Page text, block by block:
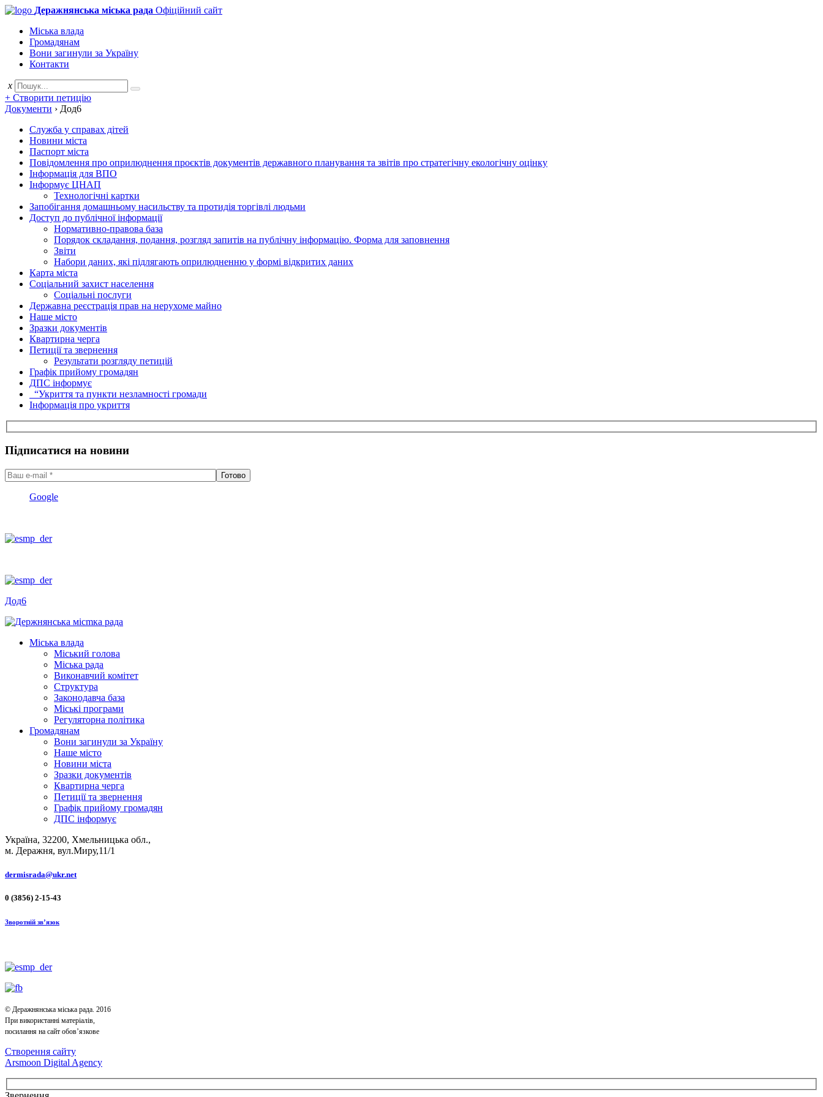
Деражнянська міська рада Офіційний сайт
Міська влада
Громадянам
Вони загинули за Україну
Контакти
x
+ Створити петицію
Документи › Дод6
Служба у справах дітей
Новини міста
Паспорт міста
Повідомлення про оприлюднення проєктів документів державного планування та звітів про стратегічну екологічну оцінку
Інформація для ВПО
Інформує ЦНАП
Технологічні картки
Запобігання домашньому насильству та протидія торгівлі людьми
Доступ до публічної інформації
Нормативно-правова база
Порядок складання, подання, розгляд запитів на публічну інформацію. Форма для заповнення
Звіти
Набори даних, які підлягають оприлюдненню у формі відкритих даних
Карта міста
Соціальний захист населення
Соціальні послуги
Державна реєстрація прав на нерухоме майно
Наше місто
Зразки документів
Квартирна черга
Петиції та звернення
Результати розгляду петицій
Графік прийому громадян
ДПС інформує
“Укриття та пункти незламності громади
Інформація про укриття
Підписатися на новини
Google
Дод6
Міська влада
Міський голова
Міська рада
Виконавчий комітет
Структура
Законодавча база
Міські програми
Регуляторна політика
Громадянам
Вони загинули за Україну
Наше місто
Новини міста
Зразки документів
Квартирна черга
Петиції та звернення
Графік прийому громадян
ДПС інформує
Україна, 32200, Хмельницька обл.,
м. Деражня, вул.Миру,11/1
dermisrada@ukr.net
0 (3856) 2-15-43
Зворотній зв’язок
© Деражнянська міська рада. 2016
При використанні матеріалів,
посилання на сайт обов’язкове
Створення сайту
Arsmoon Digital Agency